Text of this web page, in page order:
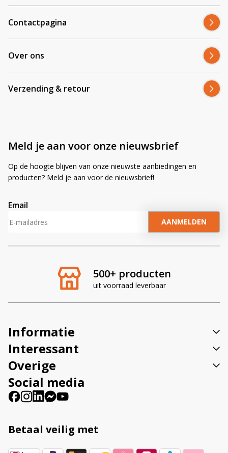
500+ producten
uit voorraad leverbaar
Contactpagina
Over ons
Verzending & retour
Meld je aan voor onze nieuwsbrief
Op de hoogte blijven van onze nieuwste aanbiedingen en
producten? Meld je aan voor de nieuwsbrief!
Email
A
t
:
Informatie
Interessant
Overige
Social media
Betaal veilig met